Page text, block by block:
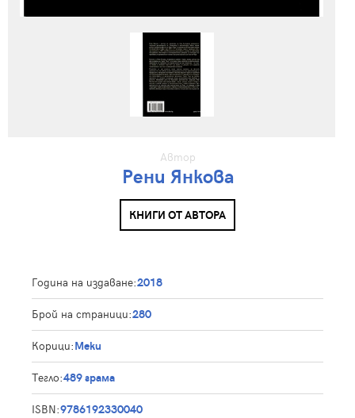
Автор
Рени Янкова
КНИГИ ОТ АВТОРА
Година на издаване:2018
Брой на страници:280
Корици:Меки
Тегло:489 грама
ISBN:9786192330040